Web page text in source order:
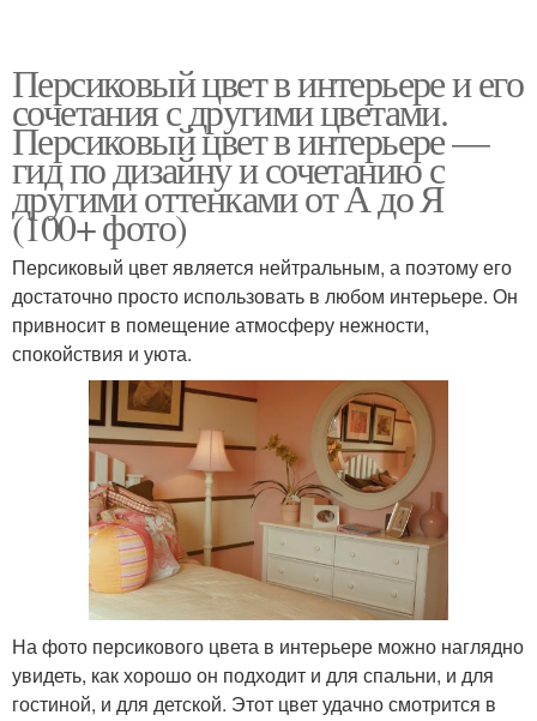
Персиковый цвет в интерьере и его
сочетания с другими цветами.
Персиковый цвет в интерьере —
гид по дизайну и сочетанию с
другими оттенками от А до Я
(100+ фото)
Персиковый цвет является нейтральным, а поэтому его
достаточно просто использовать в любом интерьере. Он
привносит в помещение атмосферу нежности,
спокойствия и уюта.
На фото персикового цвета в интерьере можно наглядно
увидеть, как хорошо он подходит и для спальни, и для
гостиной, и для детской. Этот цвет удачно смотрится в